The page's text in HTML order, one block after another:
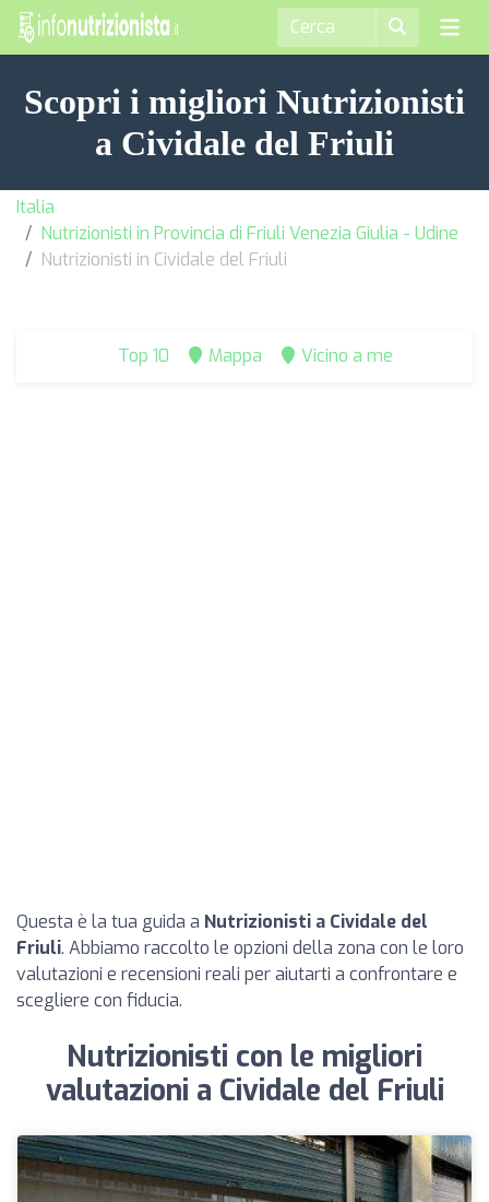
Scopri i migliori Nutrizionisti
a Cividale del Friuli
Italia
Nutrizionisti in Provincia di Friuli Venezia Giulia - Udine
Nutrizionisti in Cividale del Friuli
Top 10 Mappa Vicino a me
Questa è la tua guida a Nutrizionisti a Cividale del
Friuli. Abbiamo raccolto le opzioni della zona con le loro
valutazioni e recensioni reali per aiutarti a confrontare e
scegliere con fiducia.
Nutrizionisti con le migliori
valutazioni a Cividale del Friuli